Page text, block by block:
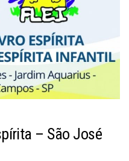
– São José